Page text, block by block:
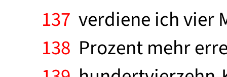
137 verdiene ich vier
138 Prozent mehr